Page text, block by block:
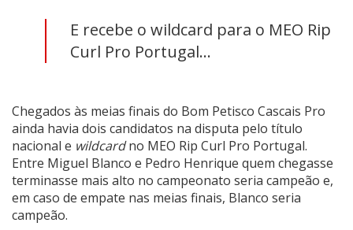
E recebe o wildcard para o MEO Rip
Curl Pro Portugal...
Chegados às meias finais do Bom Petisco Cascais Pro
ainda havia dois candidatos na disputa pelo título
nacional e wildcardno MEO Rip Curl Pro Portugal.
Entre Miguel Blanco e Pedro Henrique quem chegasse
terminasse mais alto no campeonato seria campeão e,
em caso de empate nas meias finais, Blanco seria
campeão.